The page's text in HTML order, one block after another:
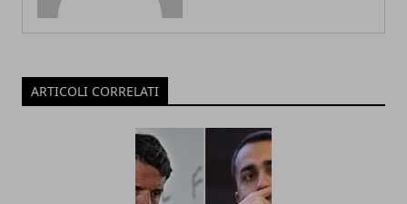
ARTICOLI CORRELATI